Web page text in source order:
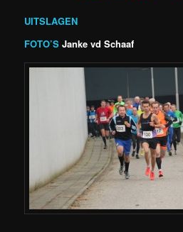
UITSLAGEN
FOTO’S Janke vd Schaaf